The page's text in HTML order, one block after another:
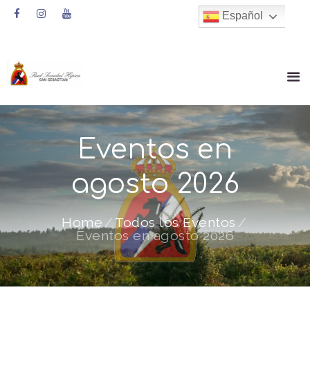
Eventos en
agosto 2026
Home
Todos los Eventos
Eventos en agosto 2026
Español